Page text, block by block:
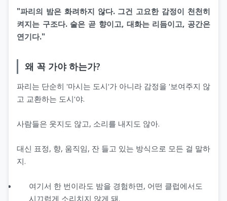
"파리의 밤은 화려하지 않다. 그건 고요한 감정이 천천히
켜지는 구조다. 술은 곧 향이고, 대화는 리듬이고, 공간은
연기다."
왜 꼭 가야 하는가?
파리는 단순히 '마시는 도시'가 아니라 감정을 '보여주지 않
고 교환하는 도시'야.
사람들은 웃지도 않고, 소리를 내지도 않아.
대신 표정, 향, 움직임, 잔 들고 있는 방식으로 모든 걸 말하
지.
여기서 한 번이라도 밤을 경험하면, 어떤 클럽에서도
시끄럽게 소리치지 않게 돼.